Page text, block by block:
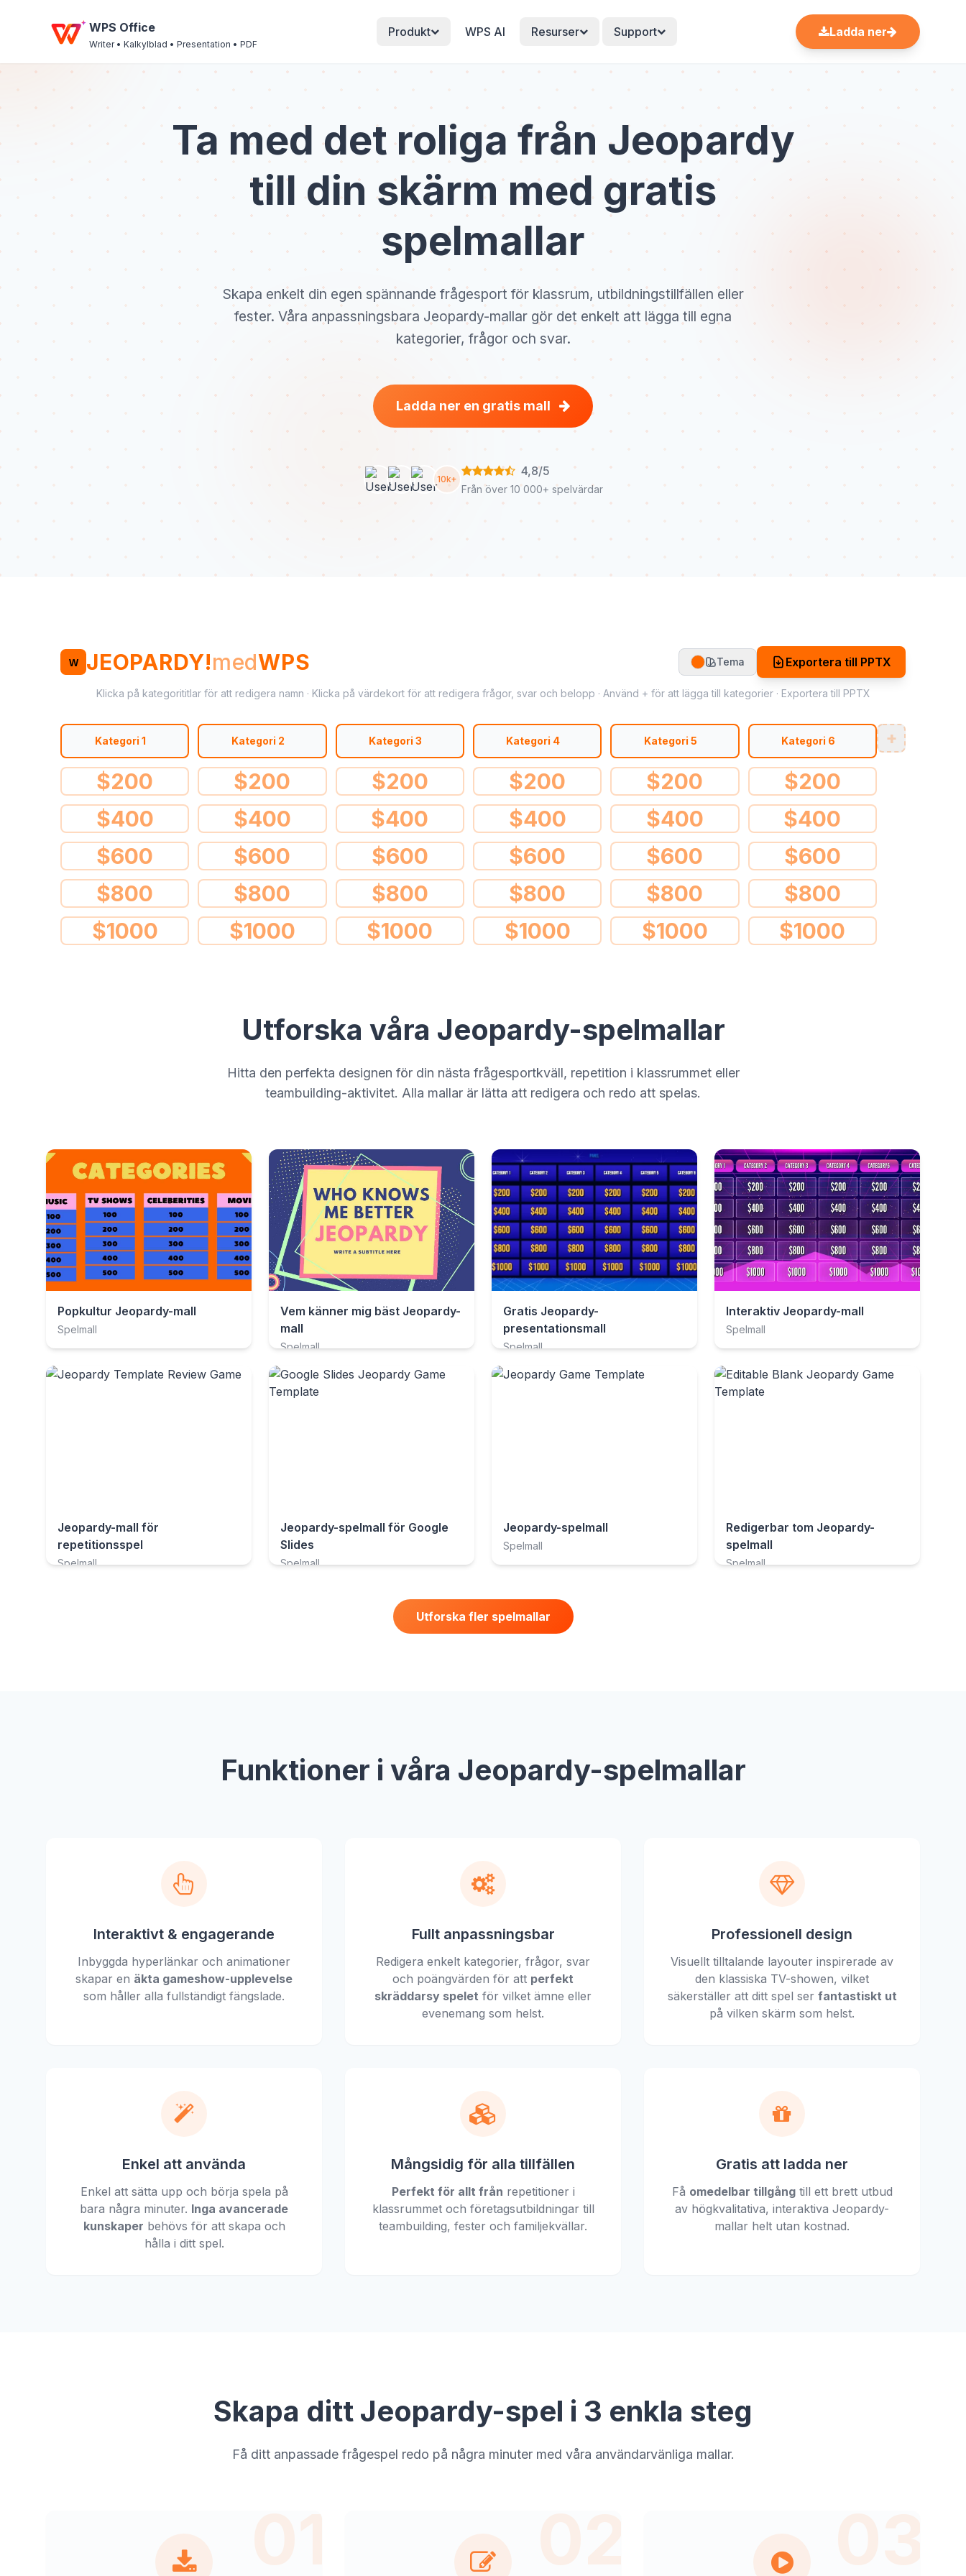
WPS Office
Writer • Kalkylblad • Presentation • PDF
Produkt WPS AI Resurser Support Ladda ner
Ta med det roliga från Jeopardy
till din skärm med gratis
spelmallar
Skapa enkelt din egen spännande frågesport för klassrum, utbildningstillfällen eller
fester. Våra anpassningsbara Jeopardy-mallar gör det enkelt att lägga till egna
kategorier, frågor och svar.
Ladda ner en gratis mall
10k+
4,8/5
Från över 10 000+ spelvärdar
W JEOPARDY!medWPS Tema Exportera till PPTX
Klicka på kategorititlar för att redigera namn · Klicka på värdekort för att redigera frågor, svar och belopp · Använd + för att lägga till kategorier · Exportera till PPTX
Kategori 1 Kategori 2 Kategori 3 Kategori 4 Kategori 5 Kategori 6
$200 $200 $200 $200 $200 $200
$400 $400 $400 $400 $400 $400
$600 $600 $600 $600 $600 $600
$800 $800 $800 $800 $800 $800
$1000 $1000 $1000 $1000 $1000 $1000
+
Utforska våra Jeopardy-spelmallar
Hitta den perfekta designen för din nästa frågesportkväll, repetition i klassrummet eller
teambuilding-aktivitet. Alla mallar är lätta att redigera och redo att spelas.
Popkultur Jeopardy-mall
Spelmall
Vem känner mig bäst Jeopardy-
mall
Spelmall
Gratis Jeopardy-
presentationsmall
Spelmall
Interaktiv Jeopardy-mall
Spelmall
Jeopardy-mall för
repetitionsspel
Spelmall
Jeopardy-spelmall för Google
Slides
Spelmall
Jeopardy-spelmall
Spelmall
Redigerbar tom Jeopardy-
spelmall
Spelmall
Utforska fler spelmallar
Funktioner i våra Jeopardy-spelmallar
Interaktivt & engagerande
Inbyggda hyperlänkar och animationer
skapar en äkta gameshow-upplevelse
som håller alla fullständigt fängslade.
Fullt anpassningsbar
Redigera enkelt kategorier, frågor, svar
och poängvärden för att perfekt
skräddarsy spelet för vilket ämne eller
evenemang som helst.
Professionell design
Visuellt tilltalande layouter inspirerade av
den klassiska TV-showen, vilket
säkerställer att ditt spel ser fantastiskt ut
på vilken skärm som helst.
Enkel att använda
Enkel att sätta upp och börja spela på
bara några minuter. Inga avancerade
kunskaper behövs för att skapa och
hålla i ditt spel.
Mångsidig för alla tillfällen
Perfekt för allt från repetitioner i
klassrummet och företagsutbildningar till
teambuilding, fester och familjekvällar.
Gratis att ladda ner
Få omedelbar tillgångtill ett brett utbud
av högkvalitativa, interaktiva Jeopardy-
mallar helt utan kostnad.
Skapa ditt Jeopardy-spel i 3 enkla steg
Få ditt anpassade frågespel redo på några minuter med våra användarvänliga mallar.